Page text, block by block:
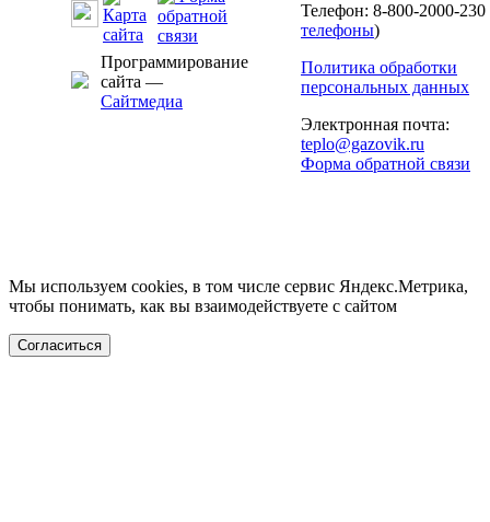
Программирование
сайта —
Сайтмедиа
Телефон: 8-800-2000-230
телефоны)
Политика обработки
персональных данных
Электронная почта:
teplo@gazovik.ru
Форма обратной связи
Мы используем cookies, в том числе сервис Яндекс.Метрика,
чтобы понимать, как вы взаимодействуете с сайтом
Согласиться